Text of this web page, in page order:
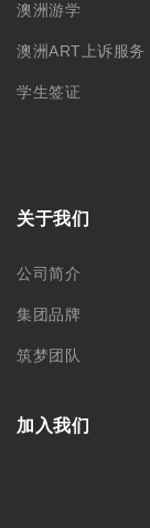
澳洲游学
澳洲ART上诉服务
学生签证
关于我们
公司简介
集团品牌
筑梦团队
加入我们